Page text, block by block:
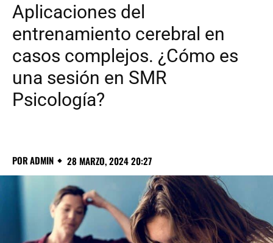
Aplicaciones del
entrenamiento cerebral en
casos complejos. ¿Cómo es
una sesión en SMR
Psicología?
PORADMIN 28 MARZO, 2024 20:27